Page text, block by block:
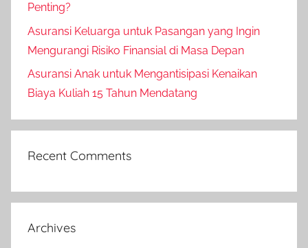
Penting?
Asuransi Keluarga untuk Pasangan yang Ingin
Mengurangi Risiko Finansial di Masa Depan
Asuransi Anak untuk Mengantisipasi Kenaikan
Biaya Kuliah 15 Tahun Mendatang
Recent Comments
Archives